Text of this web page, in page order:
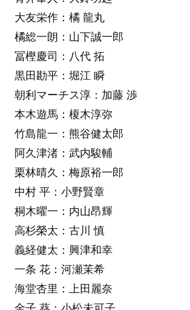
大友栄作：橘 龍丸
橘総一朗：山下誠一郎
冨樫慶司：八代 拓
黒田勘平：堀江 瞬
朝利マーチス淳：加藤 渉
本木遊馬：榎木淳弥
竹島龍一：熊谷健太郎
阿久津渚：武内駿輔
栗林晴久：梅原裕一郎
中村 平：小野賢章
桐木曜一：内山昂輝
高杉榮太：古川 慎
義経健太：興津和幸
一条 花：河瀬茉希
海堂杏里：上田麗奈